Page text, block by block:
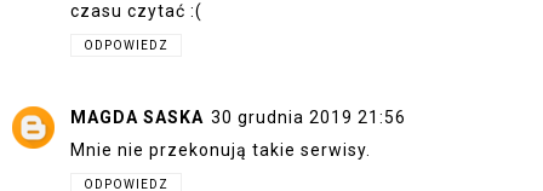
czasu czytać :(
ODPOWIEDZ
MAGDA SASKA 30 grudnia 2019 21:56
Mnie nie przekonują takie serwisy.
ODPOWIEDZ